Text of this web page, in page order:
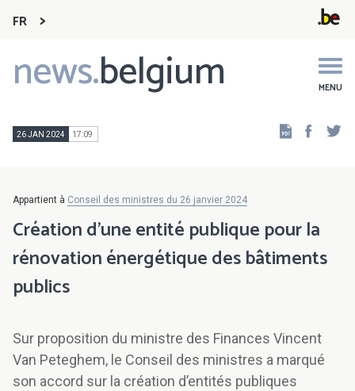
FR
news.belgium MENU
Main
navigation
26 JAN 2024 17:09
Appartient à Conseil des ministres du 26 janvier 2024
Création d’une entité publique pour la
rénovation énergétique des bâtiments
publics
Sur proposition du ministre des Finances Vincent
Van Peteghem, le Conseil des ministres a marqué
son accord sur la création d’entités publiques